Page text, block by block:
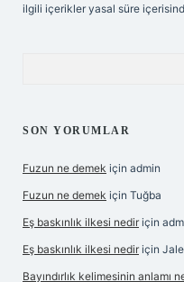
ilgili içerikler yasal süre
SON YORUMLAR
Fuzun ne demek için admin
Fuzun ne demek için Tuğba
Eş baskınlık ilkesi nedir için
Eş baskınlık ilkesi nedir için Jale
Bayındırlık kelimesinin anlamı